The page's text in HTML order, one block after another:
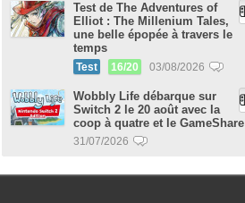
Test de The Adventures of
Elliot : The Millenium Tales,
une belle épopée à travers le
temps
Test 16/20 03/08/2026
Wobbly Life débarque sur
Switch 2 le 20 août avec la
coop à quatre et le GameShare
31/07/2026